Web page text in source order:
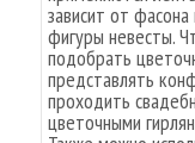
зависит от
фигуры невесты.
подобрать
представлять
проходить
цветочными